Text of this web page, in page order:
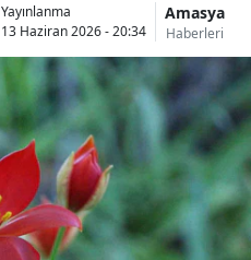
Yayınlanma
13 Haziran 2026 - 20:34
Amasya
Haberleri